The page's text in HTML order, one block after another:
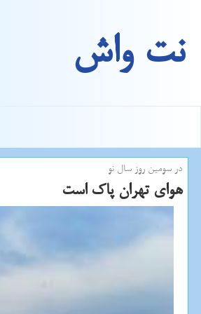
نت واش
در سومین روز سال نو
هوای تهران پاك است